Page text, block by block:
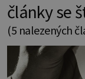
články se
(5 nalezených